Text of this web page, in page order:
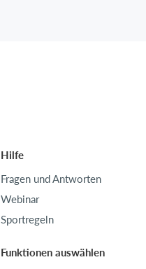
Hilfe
Fragen und Antworten
Webinar
Sportregeln
Funktionen auswählen